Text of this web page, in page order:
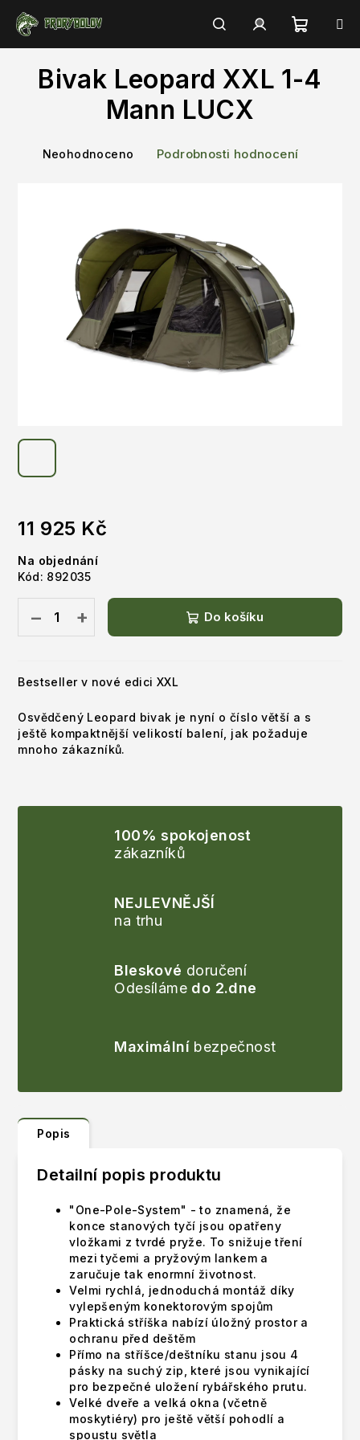
obsah
HledatPřihlášení
Bestseller v nové edici XXL
Osvědčený Leopard bivak je nyní o číslo větší a s
ještě kompaktnější velikostí balení, jak požaduje
mnoho zákazníků.
11 925 Kč
cena:
Na objednání
Kód: 892035
+
− Do košíku
Bivak Leopard XXL 1-4
Mann LUCX
hodnocení
hvězdiček.
Neohodnoceno Podrobnosti hodnocení
100% spokojenost
zákazníků
NEJLEVNĚJŠÍ
na trhu
Bleskové doručení
Odesíláme do 2.dne
Maximální bezpečnost
Popis
Detailní popis produktu
"One-Pole-System" - to znamená, že
konce stanových tyčí jsou opatřeny
vložkami z tvrdé pryže. To snižuje tření
mezi tyčemi a pryžovým lankem a
zaručuje tak enormní životnost.
Velmi rychlá, jednoduchá montáž díky
vylepšeným konektorovým spojům
Praktická stříška nabízí úložný prostor a
ochranu před deštěm
Přímo na stříšce/deštníku stanu jsou 4
pásky na suchý zip, které jsou vynikající
pro bezpečné uložení rybářského prutu.
Velké dveře a velká okna (včetně
moskytiéry) pro ještě větší pohodlí a
spoustu světla